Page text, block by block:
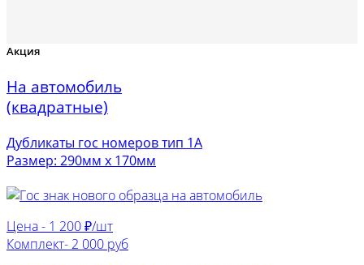
Акция
На автомобиль
(квадратные)
Дубликаты гос номеров тип 1А
Размер: 290мм х 170мм
Цена - 1 200 ₽/шт
Комплект- 2 000 руб